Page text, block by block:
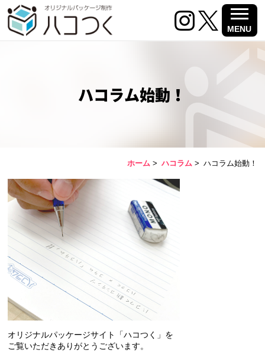
MENU
ハコラム始動！
ホーム> ハコラム> ハコラム始動！
オリジナルパッケージサイト「ハコつく」を
ご覧いただきありがとうございます。